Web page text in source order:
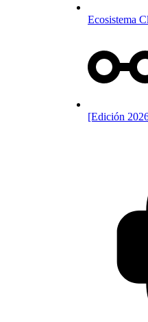
Ecosistema
[Edición